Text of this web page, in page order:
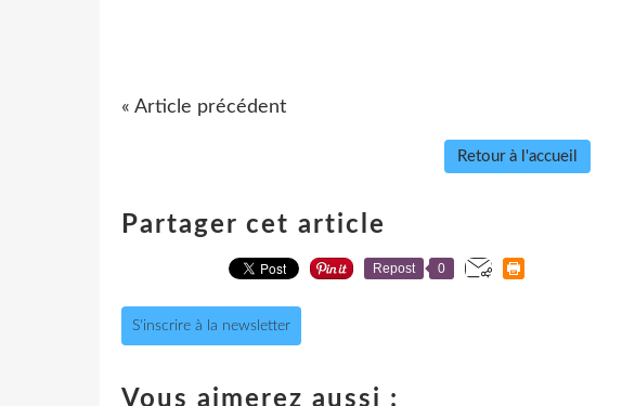
« Article précédent
Retour à l'accueil
Partager cet article
Repost 0
S'inscrire à la newsletter
Vous aimerez aussi :